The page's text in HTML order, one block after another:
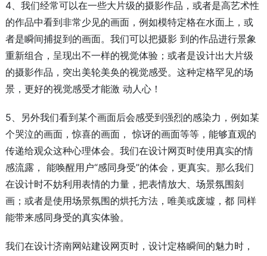
4、我们经常可以在一些大片级的摄影作品，或者是高艺术性
的作品中看到非常少见的画面，例如模特定格在水面上，或
者是瞬间捕捉到的画面。我们可以把摄影 到的作品进行景象
重新组合，呈现出不一样的视觉体验；或者是设计出大片级
的摄影作品，突出美轮美奂的视觉感受。这种定格罕见的场
景，更好的视觉感受才能激 动人心！
5、另外我们看到某个画面后会感受到强烈的感染力，例如某
个哭泣的画面，惊喜的画面， 惊讶的画面等等，能够直观的
传递给观众这种心理体会。我们在设计网页时使用真实的情
感流露， 能唤醒用户“感同身受”的体会，更真实。那么我们
在设计时不妨利用表情的力量，把表情放大、场景氛围刻
画；或者是使用场景氛围的烘托方法，唯美或废墟，都 同样
能带来感同身受的真实体验。
我们在设计济南网站建设网页时，设计定格瞬间的魅力时，